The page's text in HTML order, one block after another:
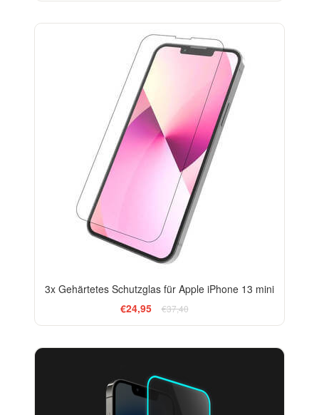
3x Gehärtetes Schutzglas für Apple iPhone 13 mini
€24,95
€37,40